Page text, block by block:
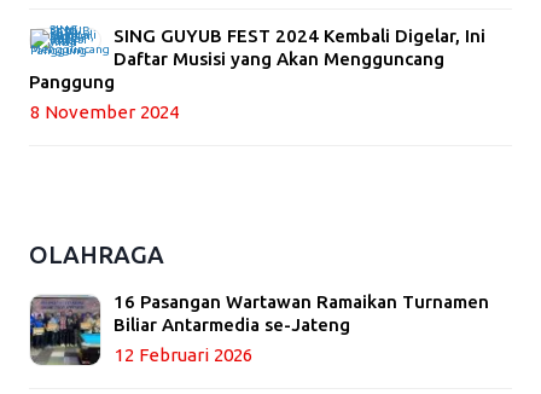
SING GUYUB FEST 2024 Kembali Digelar, Ini
Daftar Musisi yang Akan Mengguncang
Panggung
8 November 2024
OLAHRAGA
16 Pasangan Wartawan Ramaikan Turnamen
Biliar Antarmedia se-Jateng
12 Februari 2026